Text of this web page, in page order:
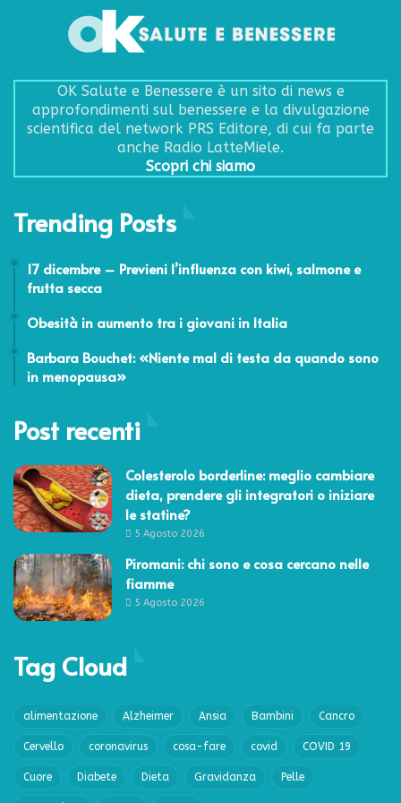
OK Salute e Benessere è un sito di news e
approfondimenti sul benessere e la divulgazione
scientifica del network PRS Editore, di cui fa parte
anche Radio LatteMiele.
Scopri chi siamo
Trending Posts
17 dicembre – Previeni l’influenza con kiwi, salmone e
frutta secca
Obesità in aumento tra i giovani in Italia
Barbara Bouchet: «Niente mal di testa da quando sono
in menopausa»
Post recenti
Colesterolo borderline: meglio cambiare
dieta, prendere gli integratori o iniziare
le statine?
5 Agosto 2026
Piromani: chi sono e cosa cercano nelle
fiamme
5 Agosto 2026
Tag Cloud
alimentazione Alzheimer Ansia Bambini Cancro
Cervello coronavirus cosa-fare covid COVID 19
Cuore Diabete Dieta Gravidanza Pelle